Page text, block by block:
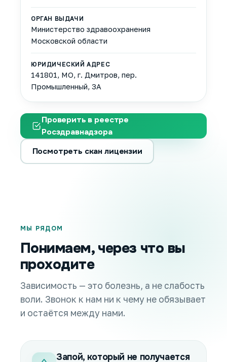
ОРГАН ВЫДАЧИ
Министерство здравоохранения
Московской области
ЮРИДИЧЕСКИЙ АДРЕС
141801, МО, г. Дмитров, пер.
Промышленный, 3А
Проверить в реестре
Росздравнадзора
Посмотреть скан лицензии
МЫ РЯДОМ
Понимаем, через что вы
проходите
Зависимость — это болезнь, а не слабость
воли. Звонок к нам ни к чему не обязывает
и остаётся между нами.
Запой, который не получается